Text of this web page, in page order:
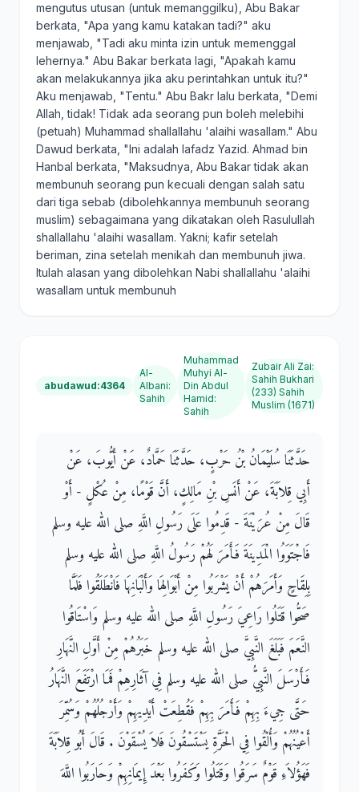
mengutus utusan (untuk memanggilku), Abu Bakar
berkata, "Apa yang kamu katakan tadi?" aku
menjawab, "Tadi aku minta izin untuk memenggal
lehernya." Abu Bakar berkata lagi, "Apakah kamu
akan melakukannya jika aku perintahkan untuk itu?"
Aku menjawab, "Tentu." Abu Bakr lalu berkata, "Demi
Allah, tidak! Tidak ada seorang pun boleh melebihi
(petuah) Muhammad shallallahu 'alaihi wasallam." Abu
Dawud berkata, "Ini adalah lafadz Yazid. Ahmad bin
Hanbal berkata, "Maksudnya, Abu Bakar tidak akan
membunuh seorang pun kecuali dengan salah satu
dari tiga sebab (dibolehkannya membunuh seorang
muslim) sebagaimana yang dikatakan oleh Rasulullah
shallallahu 'alaihi wasallam. Yakni; kafir setelah
beriman, zina setelah menikah dan membunuh jiwa.
Itulah alasan yang dibolehkan Nabi shallallahu 'alaihi
wasallam untuk membunuh
abudawud:4364
Al-
Albani:
Sahih
Muhammad
Muhyi Al-
Din Abdul
Hamid:
Sahih
Zubair Ali Zai:
Sahih Bukhari
(233) Sahih
Muslim (1671)
حَدَّثَنَا سُلَيْمَانُ بْنُ حَرْبٍ، حَدَّثَنَا حَمَّادٌ، عَنْ أَيُّوبَ، عَنْ
أَبِي قِلاَبَةَ، عَنْ أَنَسِ بْنِ مَالِكٍ، أَنَّ قَوْمًا، مِنْ عُكْلٍ - أَوْ
قَالَ مِنْ عُرَيْنَةَ - قَدِمُوا عَلَى رَسُولِ اللَّهِ صلى الله عليه وسلم
فَاجْتَوَوُا الْمَدِينَةَ فَأَمَرَ لَهُمْ رَسُولُ اللَّهِ صلى الله عليه وسلم
بِلِقَاحٍ وَأَمَرَهُمْ أَنْ يَشْرَبُوا مِنْ أَبْوَالِهَا وَأَلْبَانِهَا فَانْطَلَقُوا فَلَمَّا
صَحُّوا قَتَلُوا رَاعِيَ رَسُولِ اللَّهِ صلى الله عليه وسلم وَاسْتَاقُوا
النَّعَمَ فَبَلَغَ النَّبِيَّ صلى الله عليه وسلم خَبَرُهُمْ مِنْ أَوَّلِ النَّهَارِ
فَأَرْسَلَ النَّبِيُّ صلى الله عليه وسلم فِي آثَارِهِمْ فَمَا ارْتَفَعَ النَّهَارُ
حَتَّى جِيءَ بِهِمْ فَأَمَرَ بِهِمْ فَقُطِعَتْ أَيْدِيهِمْ وَأَرْجُلُهُمْ وَسُمِّرَ
أَعْيُنُهُمْ وَأُلْقُوا فِي الْحَرَّةِ يَسْتَسْقُونَ فَلاَ يُسْقَوْنَ ‏.‏ قَالَ أَبُو قِلاَبَةَ
فَهَؤُلاَءِ قَوْمٌ سَرَقُوا وَقَتَلُوا وَكَفَرُوا بَعْدَ إِيمَانِهِمْ وَحَارَبُوا اللَّهَ